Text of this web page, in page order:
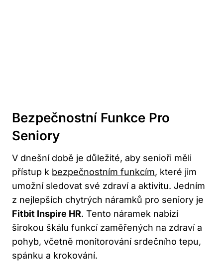
Bezpečnostní​ Funkce Pro
Seniory
V dnešní ⁣době je důležité, ⁤aby ‍senioři měli
přístup k bezpečnostním funkcím,⁣ které ⁤jim⁣
umožní ‍sledovat‍ své‌ zdraví a‍ aktivitu. Jedním
‌z ‍nejlepších chytrých náramků pro seniory‍ je
Fitbit Inspire HR. Tento náramek nabízí
širokou škálu funkcí zaměřených na zdraví a
pohyb,⁣ včetně​ monitorování srdečního tepu,⁢
spánku a ⁤krokování.